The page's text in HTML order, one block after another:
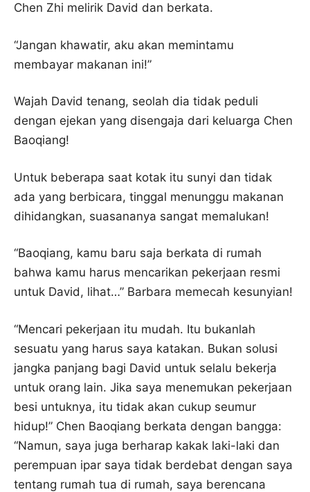
Chen Zhi melirik David dan berkata.
“Jangan khawatir, aku akan memintamu
membayar makanan ini!”
Wajah David tenang, seolah dia tidak peduli
dengan ejekan yang disengaja dari keluarga Chen
Baoqiang!
Untuk beberapa saat kotak itu sunyi dan tidak
ada yang berbicara, tinggal menunggu makanan
dihidangkan, suasananya sangat memalukan!
“Baoqiang, kamu baru saja berkata di rumah
bahwa kamu harus mencarikan pekerjaan resmi
untuk David, lihat…” Barbara memecah kesunyian!
“Mencari pekerjaan itu mudah. Itu bukanlah
sesuatu yang harus saya katakan. Bukan solusi
jangka panjang bagi David untuk selalu bekerja
untuk orang lain. Jika saya menemukan pekerjaan
besi untuknya, itu tidak akan cukup seumur
hidup!” Chen Baoqiang berkata dengan bangga:
“Namun, saya juga berharap kakak laki-laki dan
perempuan ipar saya tidak berdebat dengan saya
tentang rumah tua di rumah, saya berencana